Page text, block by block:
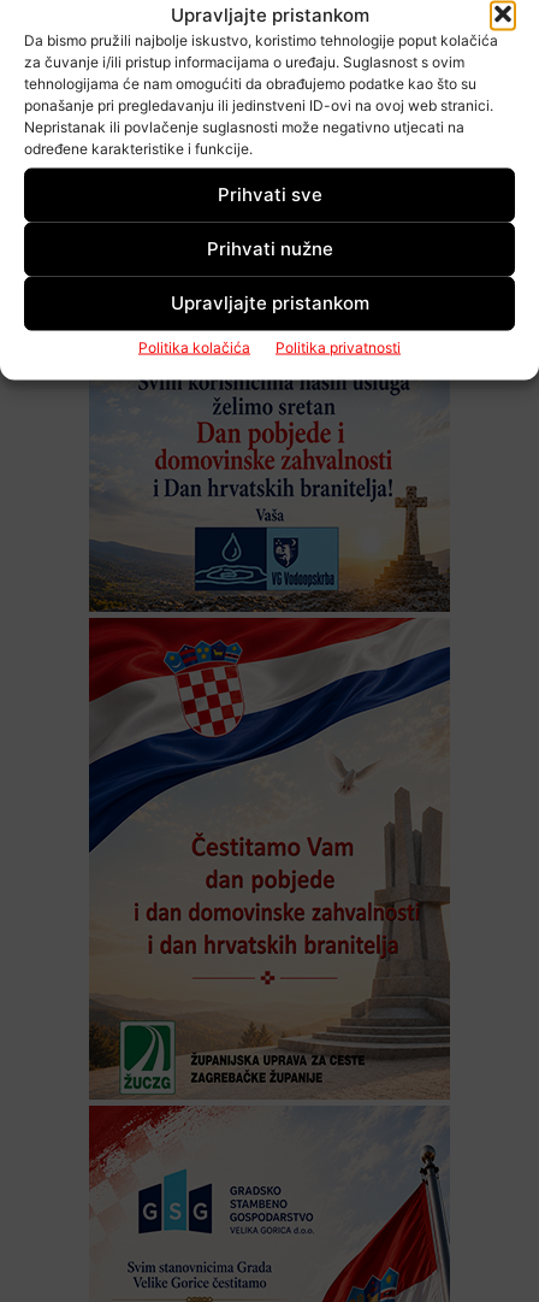
Upravljajte pristankom
Da bismo pružili najbolje iskustvo, koristimo tehnologije poput kolačića
za čuvanje i/ili pristup informacijama o uređaju. Suglasnost s ovim
tehnologijama će nam omogućiti da obrađujemo podatke kao što su
ponašanje pri pregledavanju ili jedinstveni ID-ovi na ovoj web stranici.
Nepristanak ili povlačenje suglasnosti može negativno utjecati na
određene karakteristike i funkcije.
Prihvati sve
Prihvati nužne
Upravljajte pristankom
Politika kolačića Politika privatnosti